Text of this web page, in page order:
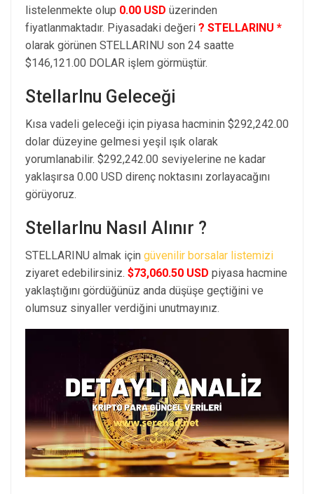
listelenmekte olup 0.00 USD üzerinden
fiyatlanmaktadır. Piyasadaki değeri ? STELLARINU *
olarak görünen STELLARINU son 24 saatte
$146,121.00 DOLAR işlem görmüştür.
StellarInu Geleceği
Kısa vadeli geleceği için piyasa hacminin $292,242.00
dolar düzeyine gelmesi yeşil ışık olarak
yorumlanabilir. $292,242.00 seviyelerine ne kadar
yaklaşırsa 0.00 USD direnç noktasını zorlayacağını
görüyoruz.
StellarInu Nasıl Alınır ?
STELLARINU almak için güvenilir borsalar listemizi
ziyaret edebilirsiniz. $73,060.50 USD piyasa hacmine
yaklaştığını gördüğünüz anda düşüşe geçtiğini ve
olumsuz sinyaller verdiğini unutmayınız.